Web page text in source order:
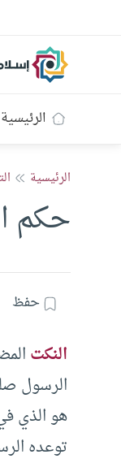
الرئيسية
الرئيسية
حكم
حفظ
النكت
الرسول
هو الذي
توعده